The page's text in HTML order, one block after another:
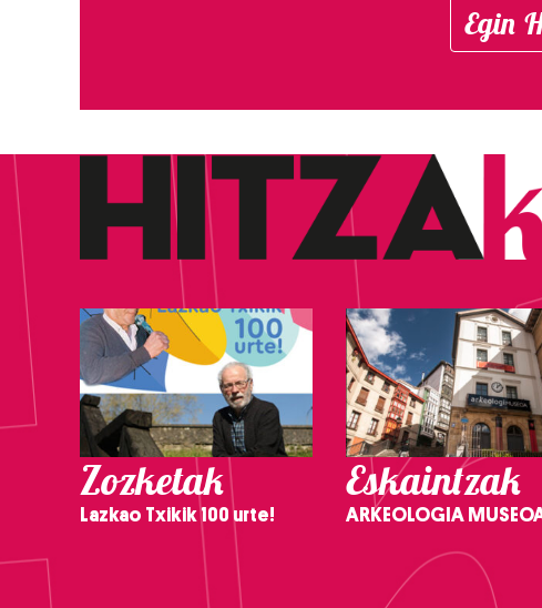
Egin
Zozketak
Lazkao Txikik 100 urte!
Eskaintzak
ARKEOLOGIA